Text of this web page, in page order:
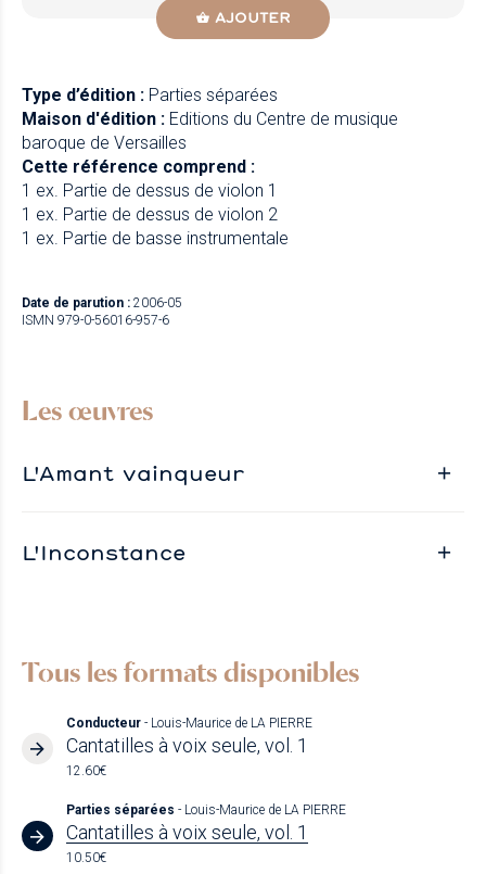
AJOUTER
Type d’édition : Parties séparées
Maison d'édition : Editions du Centre de musique
baroque de Versailles
Cette référence comprend :
1 ex. Partie de dessus de violon 1
1 ex. Partie de dessus de violon 2
1 ex. Partie de basse instrumentale
Date de parution : 2006-05
ISMN 979-0-56016-957-6
Les œuvres
L'Amant vainqueur
L'Inconstance
Tous les formats disponibles
Conducteur - Louis-Maurice de LA PIERRE
Cantatilles à voix seule, vol. 1
12.60€
Parties séparées - Louis-Maurice de LA PIERRE
Cantatilles à voix seule, vol. 1
10.50€